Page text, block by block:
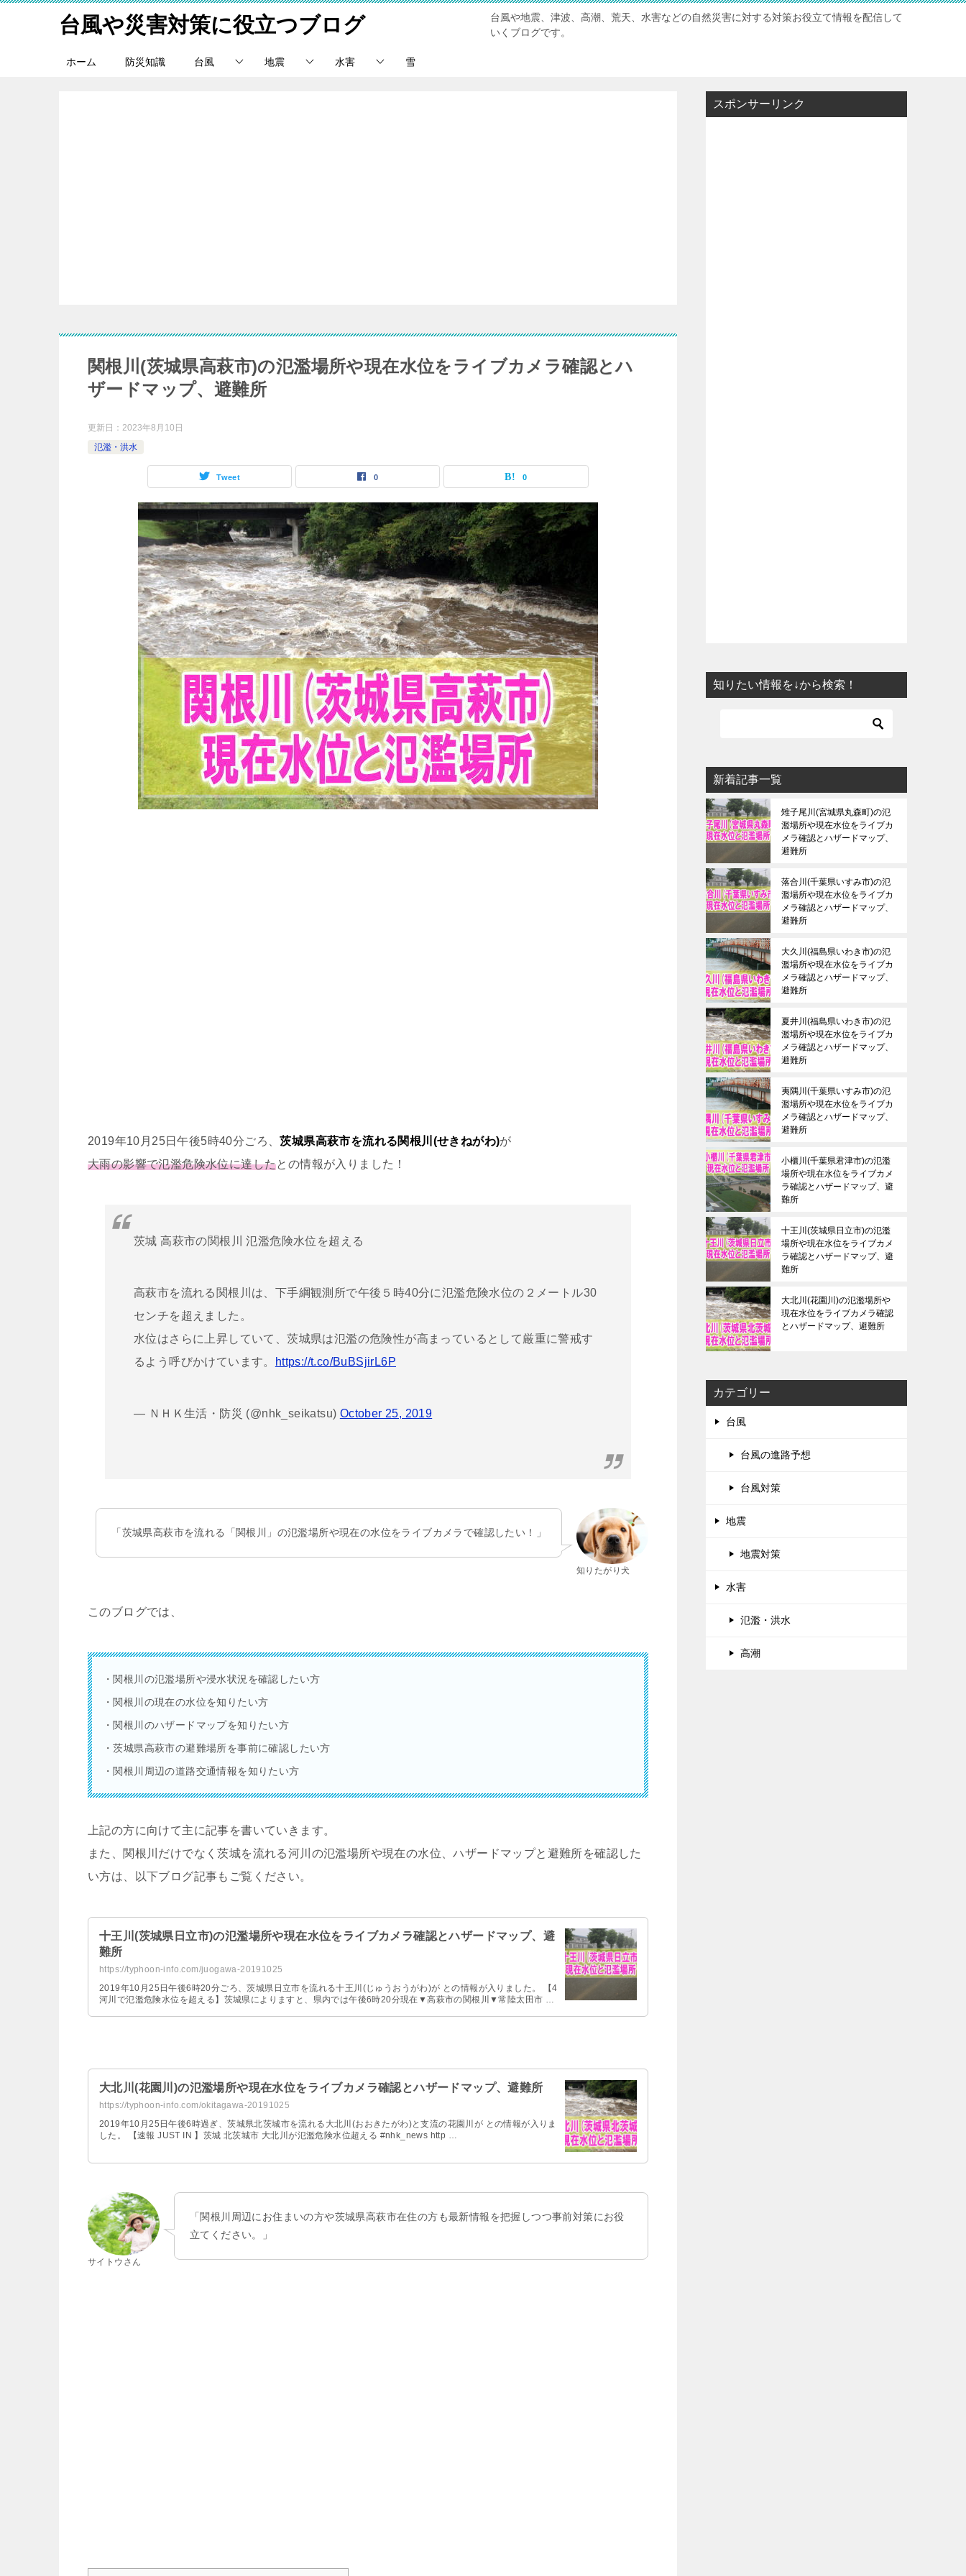
台風や災害対策に役立つブログ
台風や地震、津波、高潮、荒天、水害などの自然災害に対する対策お役立て情報を配信して
いくブログです。
ホーム 防災知識 台風 地震 水害 雪
関根川(茨城県高萩市)の氾濫場所や現在水位をライブカメラ確認とハ
ザードマップ、避難所
更新日： 2023年8月10日
氾濫・洪水
Tweet 0 0
2019年10月25日午後5時40分ごろ、茨城県高萩市を流れる関根川(せきねがわ)が
大雨の影響で氾濫危険水位に達したとの情報が入りました！
茨城 高萩市の関根川 氾濫危険水位を超える
高萩市を流れる関根川は、下手綱観測所で午後５時40分に氾濫危険水位の２メートル30
センチを超えました。
水位はさらに上昇していて、茨城県は氾濫の危険性が高まっているとして厳重に警戒す
るよう呼びかけています。
https://t.co/BuBSjirL6P
— ＮＨＫ生活・防災 (@nhk_seikatsu) October 25, 2019
知りたがり犬
「茨城県高萩市を流れる「関根川」の氾濫場所や現在の水位をライブカメラで確認したい！」
このブログでは、
・関根川の氾濫場所や浸水状況を確認したい方
・関根川の現在の水位を知りたい方
・関根川のハザードマップを知りたい方
・茨城県高萩市の避難場所を事前に確認したい方
・関根川周辺の道路交通情報を知りたい方
上記の方に向けて主に記事を書いていきます。
また、関根川だけでなく茨城を流れる河川の氾濫場所や現在の水位、ハザードマップと避難所を確認した
い方は、以下ブログ記事もご覧ください。
十王川(茨城県日立市)の氾濫場所や現在水位をライブカメラ確認とハザードマップ、避
難所
https://typhoon-info.com/juogawa-20191025
2019年10月25日午後6時20分ごろ、茨城県日立市を流れる十王川(じゅうおうがわ)が との情報が入りました。 【4
河川で氾濫危険水位を超える】茨城県によりますと、県内では午後6時20分現在▼高萩市の関根川▼常陸太田市 …
大北川(花園川)の氾濫場所や現在水位をライブカメラ確認とハザードマップ、避難所
https://typhoon-info.com/okitagawa-20191025
2019年10月25日午後6時過ぎ、茨城県北茨城市を流れる大北川(おおきたがわ)と支流の花園川が との情報が入りま
した。 【速報 JUST IN 】茨城 北茨城市 大北川が氾濫危険水位超える #nhk_news http …
サイトウさん
「関根川周辺にお住まいの方や茨城県高萩市在住の方も最新情報を把握しつつ事前対策にお役
立てください。」
スポンサーリンク
知りたい情報を↓から検索！
新着記事一覧
雉子尾川(宮城県丸森町)の氾
濫場所や現在水位をライブカ
メラ確認とハザードマップ、
避難所
落合川(千葉県いすみ市)の氾
濫場所や現在水位をライブカ
メラ確認とハザードマップ、
避難所
大久川(福島県いわき市)の氾
濫場所や現在水位をライブカ
メラ確認とハザードマップ、
避難所
夏井川(福島県いわき市)の氾
濫場所や現在水位をライブカ
メラ確認とハザードマップ、
避難所
夷隅川(千葉県いすみ市)の氾
濫場所や現在水位をライブカ
メラ確認とハザードマップ、
避難所
小櫃川(千葉県君津市)の氾濫
場所や現在水位をライブカメ
ラ確認とハザードマップ、避
難所
十王川(茨城県日立市)の氾濫
場所や現在水位をライブカメ
ラ確認とハザードマップ、避
難所
大北川(花園川)の氾濫場所や
現在水位をライブカメラ確認
とハザードマップ、避難所
カテゴリー
台風
台風の進路予想
台風対策
地震
地震対策
水害
氾濫・洪水
高潮